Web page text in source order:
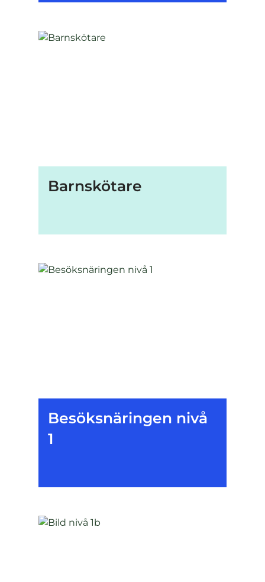
Barnskötare
Besöksnäringen nivå
1